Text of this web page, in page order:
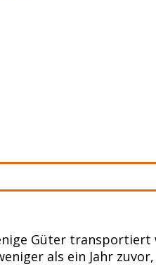
Güter
als ein Jahr